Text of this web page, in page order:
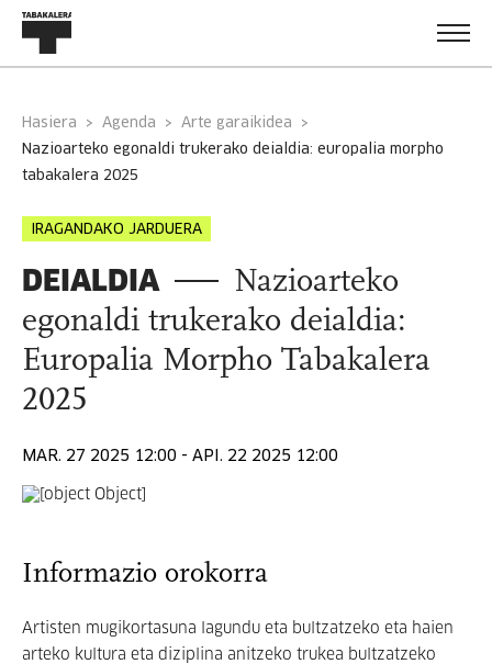
Hasiera Agenda
Arte garaikidea
nazioarteko egonaldi trukerako deialdia: europalia morpho
tabakalera 2025
IRAGANDAKO JARDUERA
DEIALDIA
Nazioarteko
egonaldi trukerako deialdia:
Europalia Morpho Tabakalera
2025
MAR. 27 2025 12:00 - API. 22 2025 12:00
Informazio orokorra
Artisten mugikortasuna lagundu eta bultzatzeko eta haien
arteko kultura eta diziplina anitzeko trukea bultzatzeko